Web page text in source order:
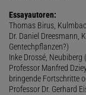
Essayautoren:
Thomas Birus,
Dr. Daniel Dreesmann,
Gentechpflanzen?)
Inke Drossé,
Professor Manfred
bringende Fortschritte
Professor Dr. Gerhard